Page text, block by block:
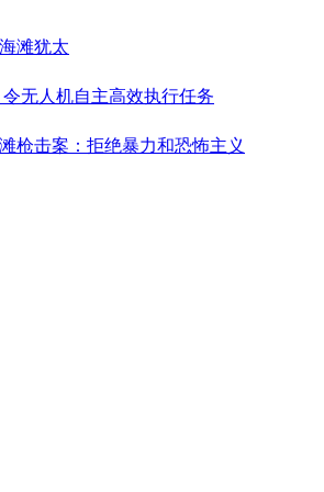
海滩犹太
无人机自主高效执行任务
枪击案：拒绝暴力和恐怖主义